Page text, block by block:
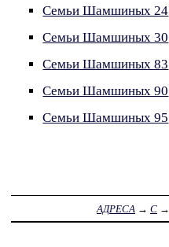
Семьи Шамшиных 24
Семьи Шамшиных 30
Семьи Шамшиных 83
Семьи Шамшиных 90
Семьи Шамшиных 95
АДРЕСА → С →